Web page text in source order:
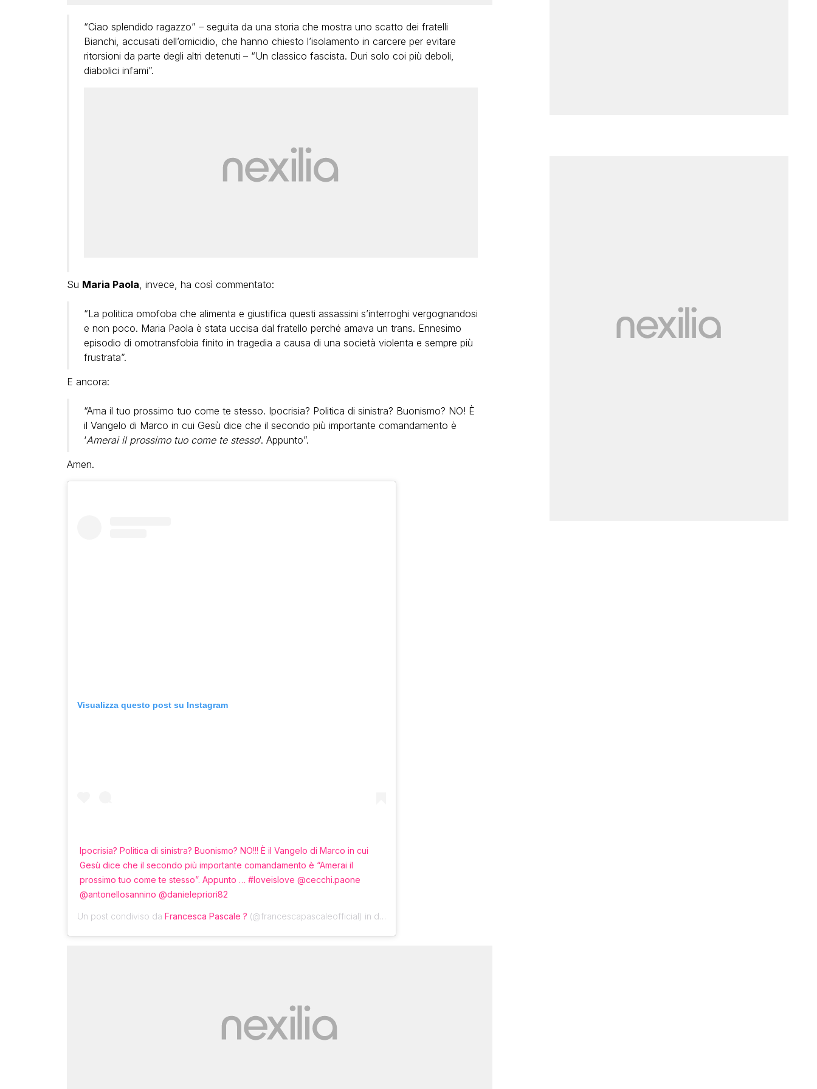
“Ciao splendido ragazzo” – seguita da una storia che mostra uno scatto dei fratelli
Bianchi, accusati dell’omicidio, che hanno chiesto l’isolamento in carcere per evitare
ritorsioni da parte degli altri detenuti – “Un classico fascista. Duri solo coi più deboli,
diabolici infami”.
Su Maria Paola , invece, ha così commentato:
“La politica omofoba che alimenta e giustifica questi assassini s’interroghi vergognandosi
e non poco. Maria Paola è stata uccisa dal fratello perché amava un trans. Ennesimo
episodio di omotransfobia finito in tragedia a causa di una società violenta e sempre più
frustrata”.
E ancora:
“Ama il tuo prossimo tuo come te stesso. Ipocrisia? Politica di sinistra? Buonismo? NO! È
il Vangelo di Marco in cui Gesù dice che il secondo più importante comandamento è
‘Amerai il prossimo tuo come te stesso‘. Appunto”.
Amen.
Visualizza questo post su Instagram
Ipocrisia? Politica di sinistra? Buonismo? NO!!! È il Vangelo di Marco in cui
Gesù dice che il secondo più importante comandamento è “Amerai il
prossimo tuo come te stesso”. Appunto … #loveislove @cecchi.paone
@antonellosannino @danielepriori82
Un post condiviso da Francesca Pascale ? (@francescapascaleofficial) in data: